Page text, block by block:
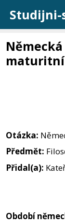
obsah
Studijni-
maturitní
Otázka:
Předmět:
Přidal(a):
Období